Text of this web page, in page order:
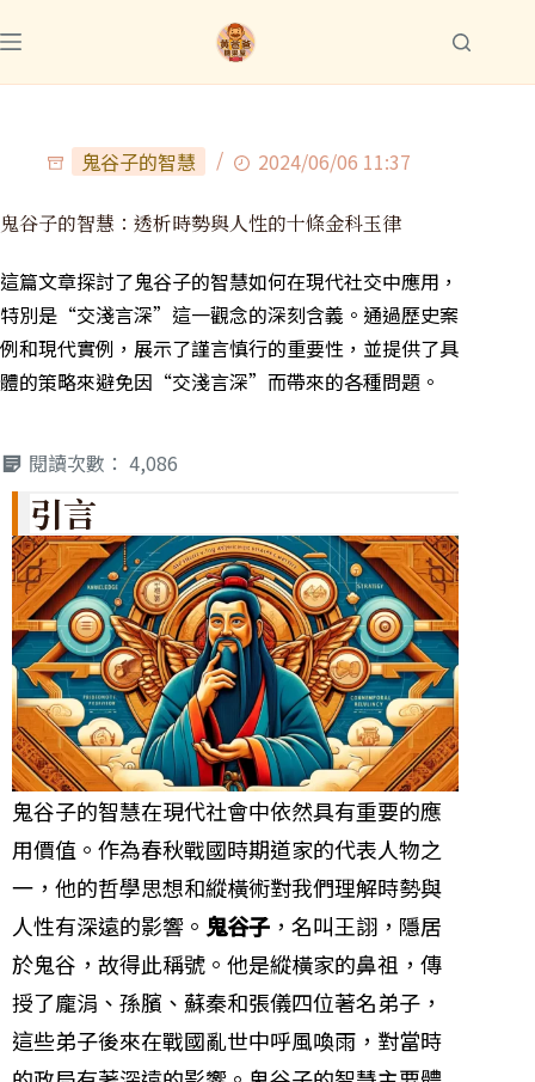
鬼谷子的智慧 2024/06/06 11:37
鬼谷子的智慧：透析時勢與人性的十條金科玉律
這篇文章探討了鬼谷子的智慧如何在現代社交中應用，
特別是“交淺言深”這一觀念的深刻含義。通過歷史案
例和現代實例，展示了謹言慎行的重要性，並提供了具
體的策略來避免因“交淺言深”而帶來的各種問題。
閱讀次數： 4,086
引言
鬼谷子的智慧在現代社會中依然具有重要的應
用價值。作為春秋戰國時期道家的代表人物之
一，他的哲學思想和縱橫術對我們理解時勢與
人性有深遠的影響。 鬼谷子 ，名叫王詡，隱居
於鬼谷，故得此稱號。他是縱橫家的鼻祖，傳
授了龐涓、孫臏、蘇秦和張儀四位著名弟子，
這些弟子後來在戰國亂世中呼風喚雨，對當時